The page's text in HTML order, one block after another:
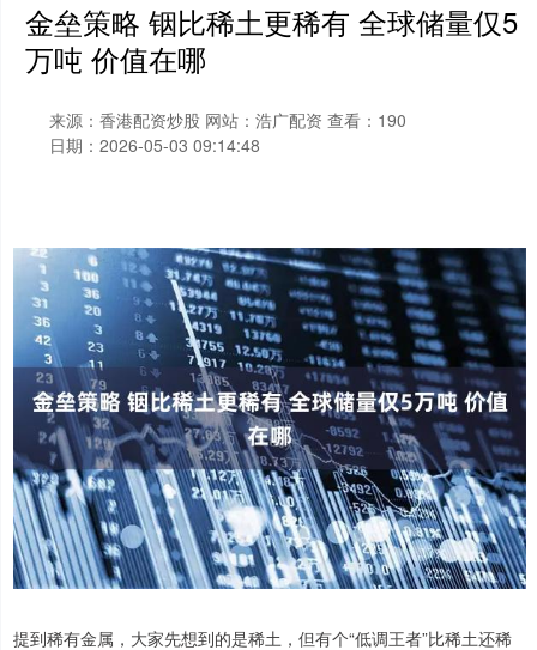
金垒策略 铟比稀土更稀有 全球储量仅5
万吨 价值在哪
来源：香港配资炒股 网站：浩广配资 查看：190
日期：2026-05-03 09:14:48
提到稀有金属，大家先想到的是稀土，但有个“低调王者”比稀土还稀